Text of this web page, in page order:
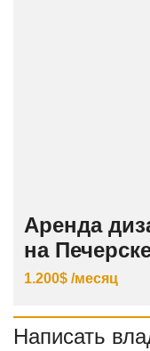
Аренда
на
1.200$ /месяц
Написать